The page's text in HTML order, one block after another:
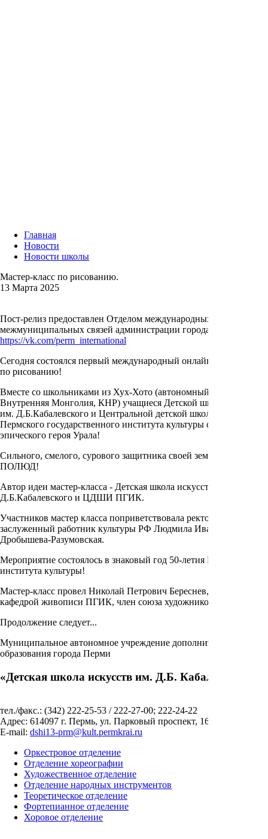
Главная
Новости
Новости школы
Мастер-класс по рисованию.
13 Марта 2025
Пост-релиз предоставлен Отделом международных и
межмуниципальных связей администрации города Перми:
https://vk.com/perm_international
Сегодня состоялся первый международный онлайн мастер-класс
по рисованию!
Вместе со школьниками из Хух-Хото (автономный район
Внутренняя Монголия, КНР) учащиеся Детской школы искусств
им. Д.Б.Кабалевского и Центральной детской школы искусств
Пермского государственного института культуры создали образ
эпического героя Урала!
Сильного, смелого, сурового защитника своей земли! Имя его -
ПОЛЮД!
Автор идеи мастер-класса - Детская школа искусств им.
Д.Б.Кабалевского и ЦДШИ ПГИК.
Участников мастер класса поприветствовала ректор ПГИК,
заслуженный работник культуры РФ Людмила Ивановна
Дробышева-Разумовская.
Мероприятие состоялось в знаковый год 50-летия Пермского
института культуры!
Мастер-класс провел Николай Петрович Береснев, заведующий
кафедрой живописи ПГИК, член союза художников России...
Продолжение следует...
Муниципальное автономное учреждение дополнительного
образования города Перми
«Детская школа искусств им. Д.Б. Кабалевского»
тел./факс.: (342) 222-25-53 / 222-27-00; 222-24-22
Адрес: 614097 г. Пермь, ул. Парковый проспект, 16
E-mail: dshi13-prm@kult.permkrai.ru
Оркестровое отделение
Отделение хореографии
Художественное отделение
Отделение народных инструментов
Теоретическое отделение
Фортепианное отделение
Хоровое отделение